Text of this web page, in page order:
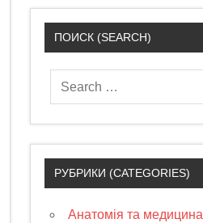
ПОИСК (SEARCH)
РУБРИКИ (CATEGORIES)
Анатомія та медицина